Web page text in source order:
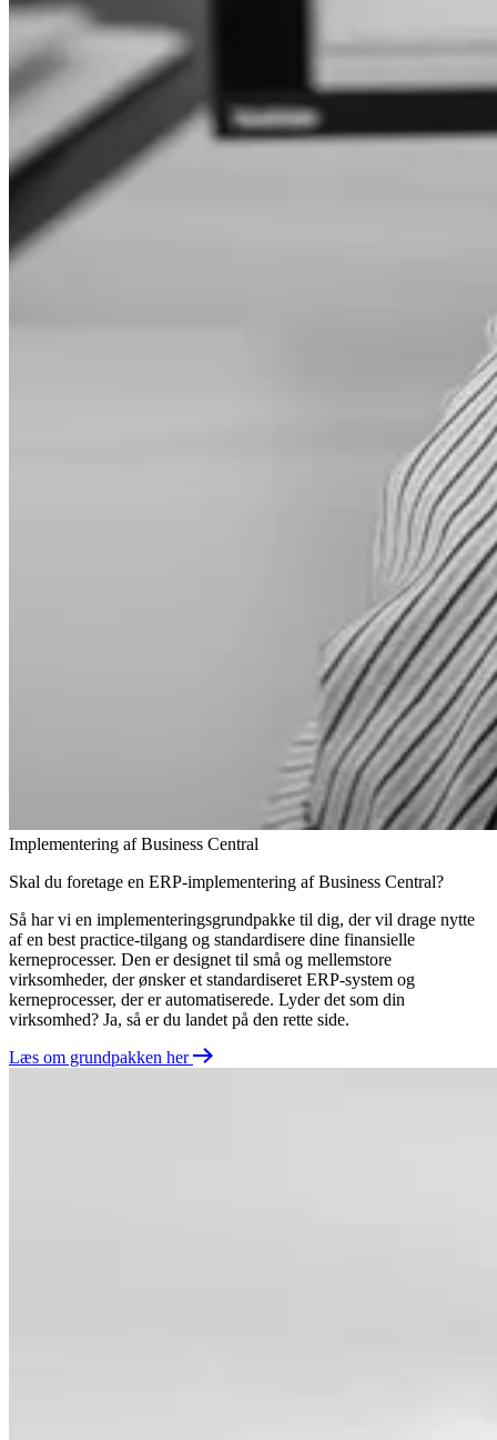
Implementering af Business Central
Skal du foretage en ERP-implementering af Business Central?
Så har vi en implementeringsgrundpakke til dig, der vil drage nytte
af en best practice-tilgang og standardisere dine finansielle
kerneprocesser. Den er designet til små og mellemstore
virksomheder, der ønsker et standardiseret ERP-system og
kerneprocesser, der er automatiserede. Lyder det som din
virksomhed? Ja, så er du landet på den rette side.
Læs om grundpakken her